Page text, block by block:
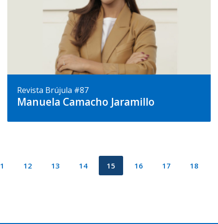
Revista Brújula #87
Manuela Camacho Jaramillo
12 13 14 15 16 17 18